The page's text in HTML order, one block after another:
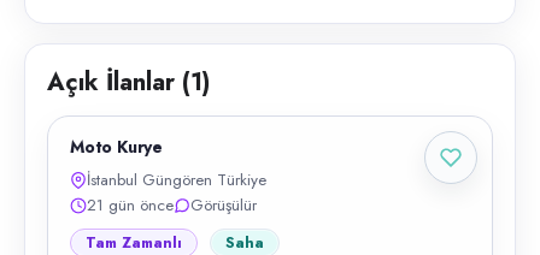
Açık İlanlar (1)
Moto Kurye
İstanbul Güngören Türkiye
21 gün önce
Görüşülür
Tam Zamanlı Saha